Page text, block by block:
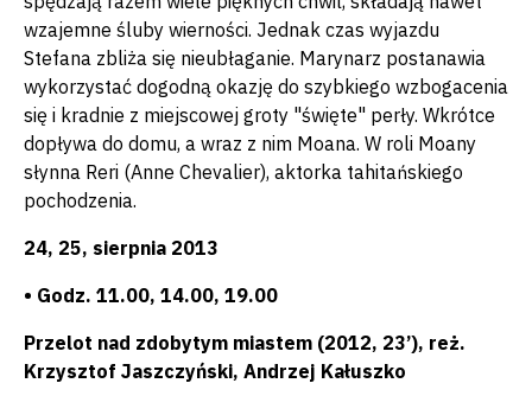
wzajemne śluby wierności. Jednak czas wyjazdu
Stefana zbliża się nieubłaganie. Marynarz postanawia
wykorzystać dogodną okazję do szybkiego wzbogacenia
się i kradnie z miejscowej groty "święte" perły. Wkrótce
dopływa do domu, a wraz z nim Moana. W roli Moany
słynna Reri (Anne Chevalier), aktorka tahitańskiego
pochodzenia.
24, 25, sierpnia 2013
• Godz. 11.00, 14.00, 19.00
Przelot nad zdobytym miastem (2012, 23’), reż.
Krzysztof Jaszczyński, Andrzej Kałuszko